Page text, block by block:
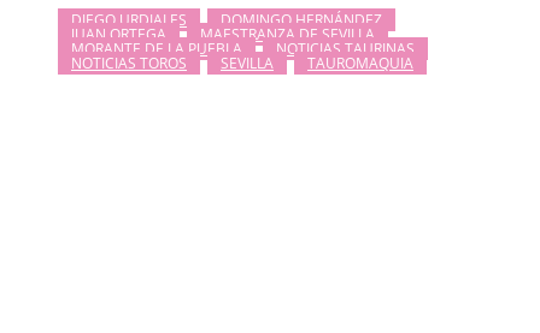
DIEGO URDIALES DOMINGO HERNÁNDEZ
JUAN ORTEGA MAESTRANZA DE SEVILLA
MORANTE DE LA PUEBLA NOTICIAS TAURINAS
NOTICIAS TOROS SEVILLA TAUROMAQUIA